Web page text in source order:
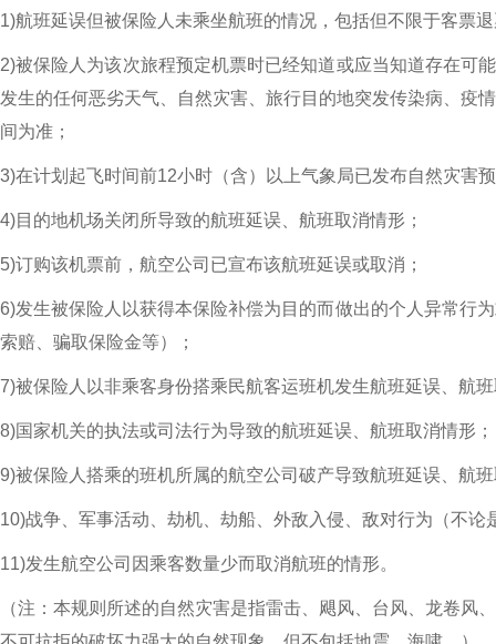
1)航班延误但被保险人未乘坐航班的情况，包括但不限于客票
2)被保险人为该次旅程预定机票时已经知道或应当知道存在可
发生的任何恶劣天气、自然灾害、旅行目的地突发传染病、疫
间为准；
3)在计划起飞时间前12小时（含）以上气象局已发布自然灾害
4)目的地机场关闭所导致的航班延误、航班取消情形；
5)订购该机票前，航空公司已宣布该航班延误或取消；
6)发生被保险人以获得本保险补偿为目的而做出的个人异常行
索赔、骗取保险金等）；
7)被保险人以非乘客身份搭乘民航客运班机发生航班延误、航
8)国家机关的执法或司法行为导致的航班延误、航班取消情形；
9)被保险人搭乘的班机所属的航空公司破产导致航班延误、航
10)战争、军事活动、劫机、劫船、外敌入侵、敌对行为（不
11)发生航空公司因乘客数量少而取消航班的情形。
（注：本规则所述的自然灾害是指雷击、飓风、台风、龙卷